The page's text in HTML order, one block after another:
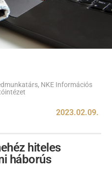
NKE Információs
2023.02.09.
hiteles
háborús